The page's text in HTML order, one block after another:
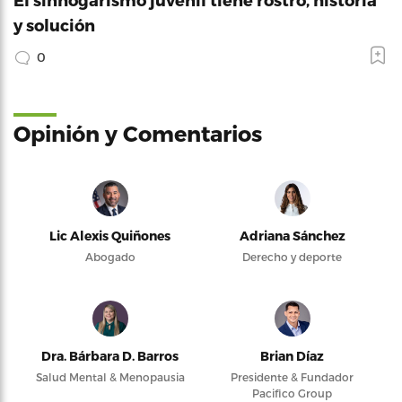
y solución
0
Opinión y Comentarios
Lic Alexis Quiñones
Abogado
Adriana Sánchez
Derecho y deporte
Dra. Bárbara D. Barros
Salud Mental & Menopausia
Brian Díaz
Presidente & Fundador
Pacifico Group